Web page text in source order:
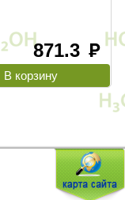
871.3 руб